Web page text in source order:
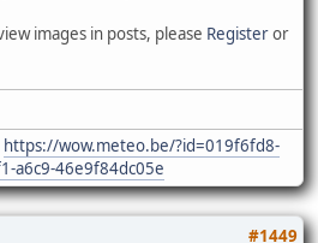
images in posts, please Registeror
https://wow.meteo.be/?id=019f6fd8-
a6c9-46e9f84dc05e
#1449